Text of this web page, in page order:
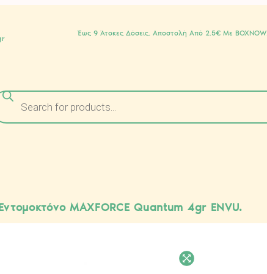
Έως 9 Άτοκες Δόσεις. Αποστολή Από 2.5€ Με BOXNOW.
MAXFORCE Quantum 4gr ENVU.